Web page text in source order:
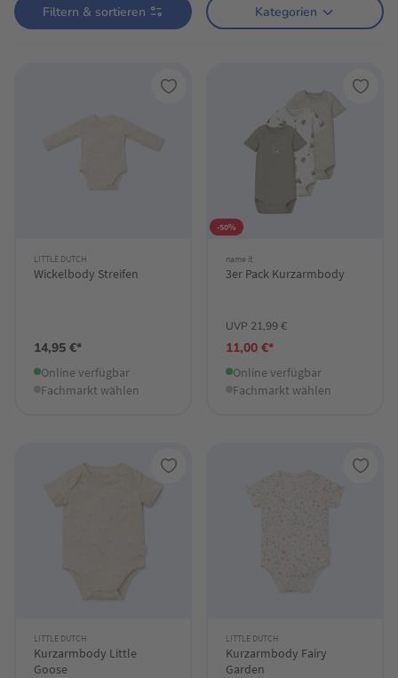
Filtern & sortieren Kategorien
LITTLE DUTCH
Wickelbody Streifen
14,95 €*
Online verfügbar
Fachmarkt wählen
-50%
name it
3er Pack Kurzarmbody
UVP 21,99 €
11,00 €*
Online verfügbar
Fachmarkt wählen
LITTLE DUTCH
Kurzarmbody Little
Goose
LITTLE DUTCH
Kurzarmbody Fairy
Garden